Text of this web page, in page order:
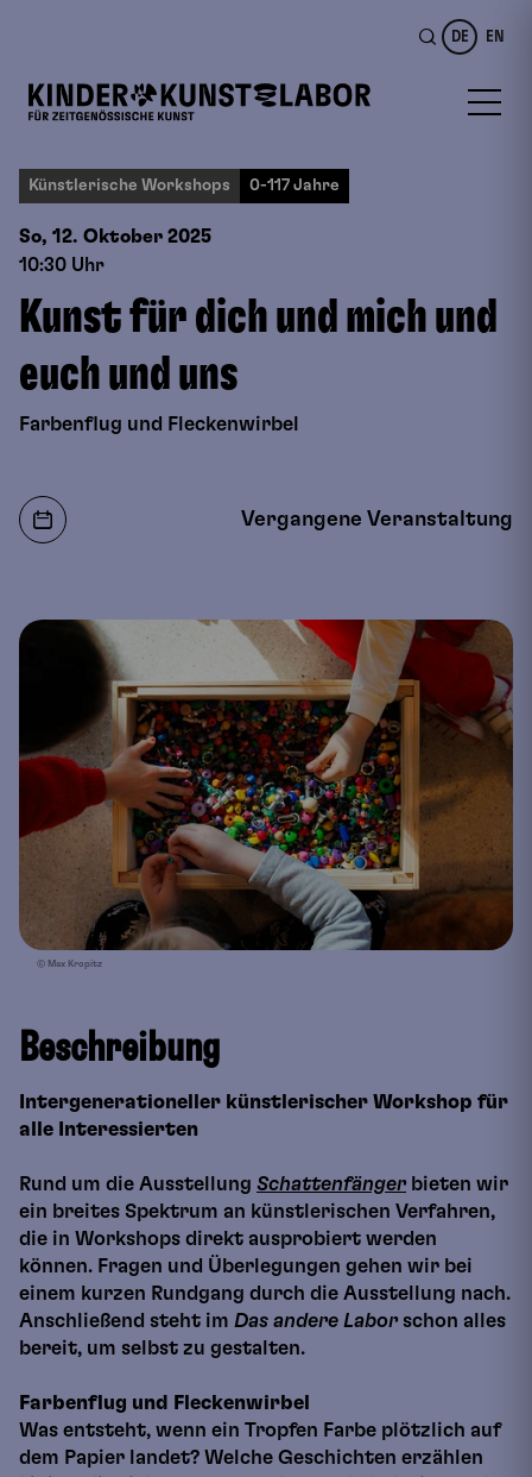
DE EN
Künstlerische Workshops 0-117 Jahre
So, 12. Oktober 2025
10:30 Uhr
Kunst für dich und mich und
euch und uns
Farbenflug und Fleckenwirbel
Vergangene Veranstaltung
© Max Kropitz
Beschreibung
Intergenerationeller künstlerischer Workshop für
alle Interessierten
Rund um die Ausstellung Schattenfängerbieten wir
ein breites Spektrum an künstlerischen Verfahren,
die in Workshops direkt ausprobiert werden
können. Fragen und Überlegungen gehen wir bei
einem kurzen Rundgang durch die Ausstellung nach.
Anschließend steht im Das andere Laborschon alles
bereit, um selbst zu gestalten.
Farbenflug und Fleckenwirbel
Was entsteht, wenn ein Tropfen Farbe plötzlich auf
dem Papier landet? Welche Geschichten erzählen